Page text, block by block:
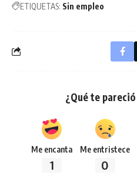
ETIQUETAS: Sin empleo
¿Qué te
Me encanta
1
Me entristece
0